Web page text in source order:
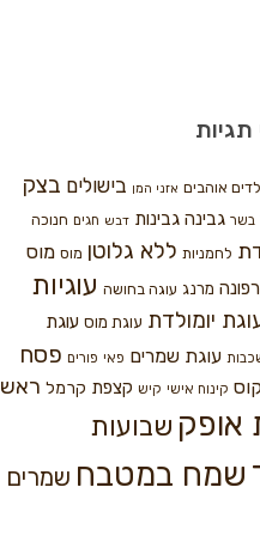
תגיות
אוהבים אזני המן בישולים בצק
בשר גבינה גבינות דבש חגים חנוכה
לחמניות ללא גלוטן מוס מוס
מרנג עוגה בחושה עוגיות
יומולדת עוגת מוס עוגת
עוגת שמרים פאי פורים פסח
קינוח אישי קיש קצפת קרמל ראש
אופק שבועות
שמח במטבח שמרים